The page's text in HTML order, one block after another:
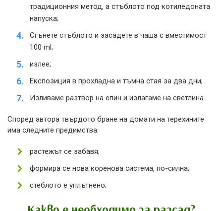
традиционния метод, а стъблото под котиледоната
напуска;
Сгънете стъблото и засадете в чаша с вместимост
100 ml;
излее;
Експозиция в прохладна и тъмна стая за два дни;
Изливаме разтвор на епин и излагаме на светлина
Според автора твърдото бране на домати на терехините
има следните предимства:
растежът се забавя;
формира се нова коренова система, по-силна;
стеблото е уплътнено;